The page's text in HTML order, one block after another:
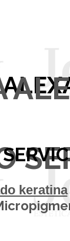
keratina